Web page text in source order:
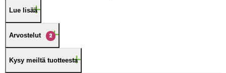
Lue lisää
Arvostelut 2
Kysy meiltä tuotteesta